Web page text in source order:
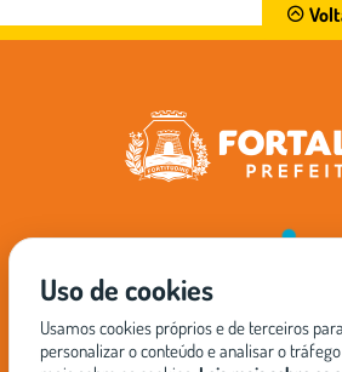
Início
Uso de cookies
Usamos cookies próprios e de terceiros para
personalizar o conteúdo e analisar o